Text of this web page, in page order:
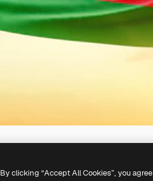
By clicking “Accept All Cookies”, you